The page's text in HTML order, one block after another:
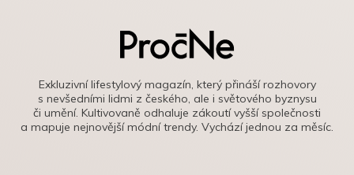
Exkluzivní lifestylový magazín, který přináší rozhovory
s nevšedními lidmi z českého, ale i světového byznysu
či umění. Kultivovaně odhaluje zákoutí vyšší společnosti
a mapuje nejnovější módní trendy. Vychází jednou za měsíc.